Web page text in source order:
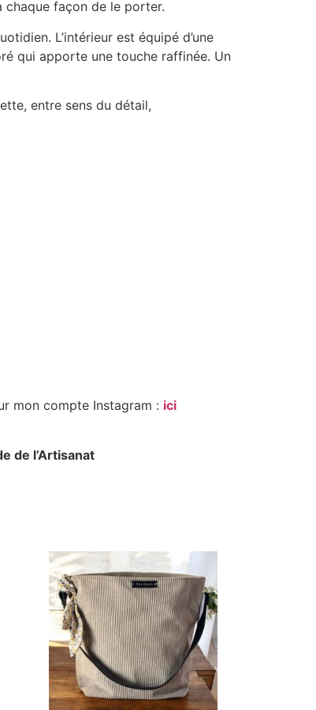
chaque façon de le porter.
L’intérieur est équipé d’une
qui apporte une touche raffinée. Un
entre sens du détail,
mon compte Instagram : ici
de l’Artisanat